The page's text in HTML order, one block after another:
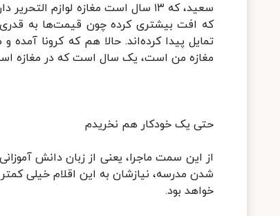
سعید، که ۱۳ سال است مغازه لوازم
که افت بیشتری کرده چون قیمت‌ها به قدری
تمایل پیدا کرده‌اند. حالا هم که کرونا
مغازه من است، یک سال است که در مغازه
حتی یک خودکار هم نخریدم
از این سمت ماجرا، یعنی از زبان دانش
شدن مدرسه، نیازشان به این اقلام خیلی
خواهد بود.